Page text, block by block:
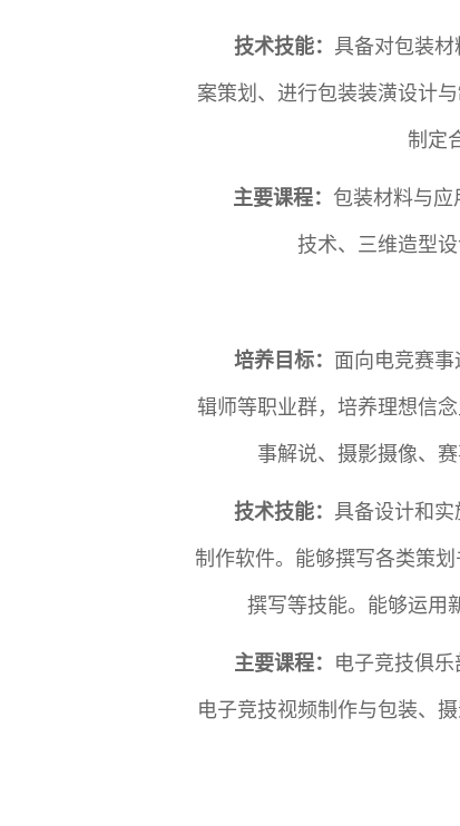
技术技能： 具备对包装
案策划、进行包装装潢设计
制定
主要课程： 包装材料与
技术、三维造型
培养目标： 面向电竞赛
辑师等职业群，培养理想信
事解说、摄影摄像、
技术技能： 具备设计和
制作软件。能够撰写各类策
撰写等技能。能够运用
主要课程： 电子竞技俱
电子竞技视频制作与包装、